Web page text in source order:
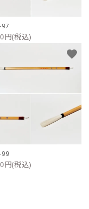
97
円(税込)
99
円(税込)
favorite